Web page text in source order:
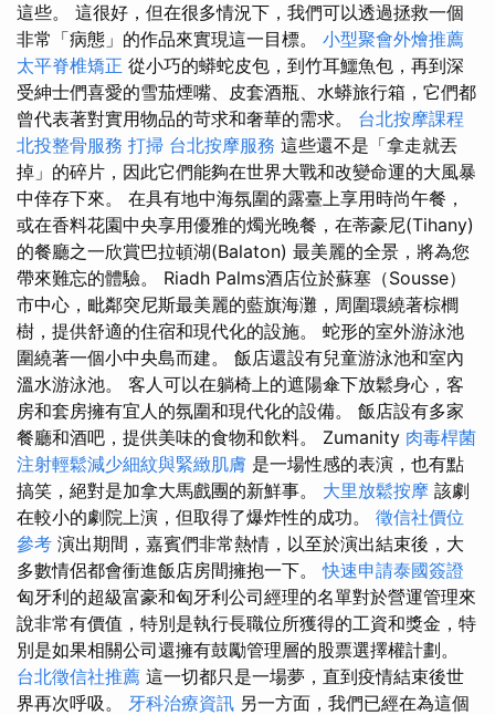
這些。 這很好，但在很多情況下，我們可以透過拯救一個
非常「病態」的作品來實現這一目標。 小型聚會外燴推薦
太平脊椎矯正 從小巧的蟒蛇皮包，到竹耳鱷魚包，再到深
受紳士們喜愛的雪茄煙嘴、皮套酒瓶、水蟒旅行箱，它們都
曾代表著對實用物品的苛求和奢華的需求。 台北按摩課程
北投整骨服務 打掃 台北按摩服務 這些還不是「拿走就丟
掉」的碎片，因此它們能夠在世界大戰和改變命運的大風暴
中倖存下來。 在具有地中海氛圍的露臺上享用時尚午餐，
或在香料花園中央享用優雅的燭光晚餐，在蒂豪尼(Tihany)
的餐廳之一欣賞巴拉頓湖(Balaton) 最美麗的全景，將為您
帶來難忘的體驗。 Riadh Palms酒店位於蘇塞（Sousse）
市中心，毗鄰突尼斯最美麗的藍旗海灘，周圍環繞著棕櫚
樹，提供舒適的住宿和現代化的設施。 蛇形的室外游泳池
圍繞著一個小中央島而建。 飯店還設有兒童游泳池和室內
溫水游泳池。 客人可以在躺椅上的遮陽傘下放鬆身心，客
房和套房擁有宜人的氛圍和現代化的設備。 飯店設有多家
餐廳和酒吧，提供美味的食物和飲料。 Zumanity 肉毒桿菌
注射輕鬆減少細紋與緊緻肌膚 是一場性感的表演，也有點
搞笑，絕對是加拿大馬戲團的新鮮事。 大里放鬆按摩 該劇
在較小的劇院上演，但取得了爆炸性的成功。 徵信社價位
參考 演出期間，嘉賓們非常熱情，以至於演出結束後，大
多數情侶都會衝進飯店房間擁抱一下。快速申請泰國簽證
匈牙利的超級富豪和匈牙利公司經理的名單對於營運管理來
說非常有價值，特別是執行長職位所獲得的工資和獎金，特
別是如果相關公司還擁有鼓勵管理層的股票選擇權計劃。
台北徵信社推薦 這一切都只是一場夢，直到疫情結束後世
界再次呼吸。 牙科治療資訊 另一方面，我們已經在為這個